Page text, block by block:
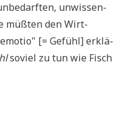
unwis­sen­
müß­ten den Wirt­
[= Gefühl] erklä­
soviel zu tun wie Fisch